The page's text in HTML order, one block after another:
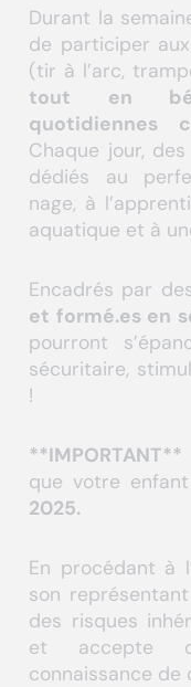
Durant la
de participer
(tir à l’arc,
tout en
quotidiennes
Chaque jour,
dédiés au
nage, à
aquatique et à
Encadrés par
et formé.es en
pourront
sécuritaire,
!
**IMPORTANT**
que votre
2025.
En procédant à
son
des risques
et accepte
connaissance de